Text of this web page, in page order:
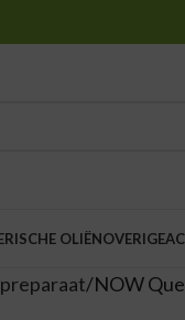
OLIËNOVERIGE
NOW